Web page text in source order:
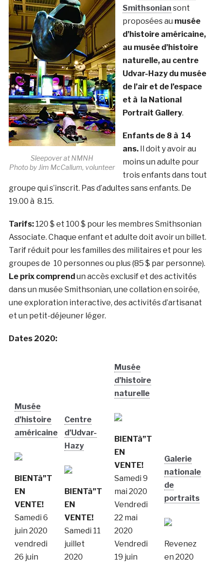
Sleepover at NMNH
Photo by Jim McCallum, volunteer
Smithsonian sont
proposées au musée
d’histoire américaine,
au musée d’histoire
naturelle, au centre
Udvar-Hazy du musée
de l’air et de l’espace
et à la National
Portrait Gallery.
Enfants de 8 à 14
ans. Il doit y avoir au
moins un adulte pour
trois enfants dans tout
groupe qui s’inscrit. Pas d’adultes sans enfants. De
19.00 à 8.15.
Tarifs:120 $ et 100 $ pour les membres Smithsonian
Associate. Chaque enfant et adulte doit avoir un billet.
Tarif réduit pour les familles des militaires et pour les
groupes de 10 personnes ou plus (85 $ par personne).
Le prix comprendun accès exclusif et des activités
dans un musée Smithsonian, une collation en soirée,
une exploration interactive, des activités d’artisanat
et un petit-déjeuner léger.
Dates 2020:
Musée
d’histoire
américaine
BIENTà”T
EN
VENTE!
Samedi 6
juin 2020
vendredi
26 juin
Centre
d’Udvar-
Hazy
BIENTà”T
EN
VENTE!
Samedi 11
juillet
2020
Musée
d’histoire
naturelle
BIENTà”T
EN
VENTE!
Samedi 9
mai 2020
Vendredi
22 mai
2020
Vendredi
19 juin
Galerie
nationale
de
portraits
Revenez
en 2020